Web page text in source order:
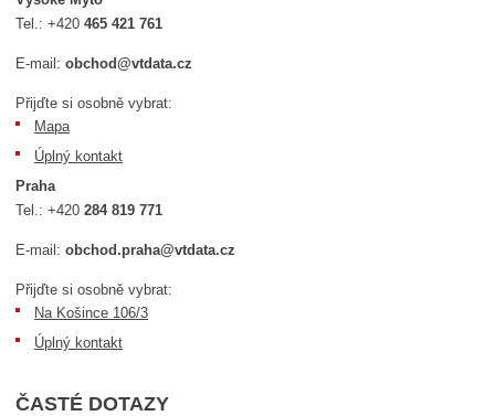
Tel.:+420465 421 761
E-mail:obchod@vtdata.cz
Přijďte si osobně vybrat:
Mapa
Úplný kontakt
Praha
Tel.:+420284 819 771
E-mail:obchod.praha@vtdata.cz
Přijďte si osobně vybrat:
Na Košince 106/3
Úplný kontakt
ČASTÉ DOTAZY